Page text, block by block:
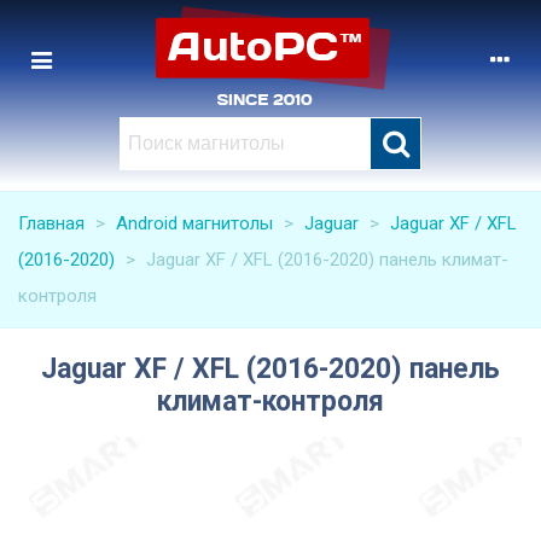
Главная > Android магнитолы > Jaguar > Jaguar XF / XFL
(2016-2020)
> Jaguar XF / XFL (2016-2020) панель климат-
контроля
Jaguar XF / XFL (2016-2020) панель
климат-контроля